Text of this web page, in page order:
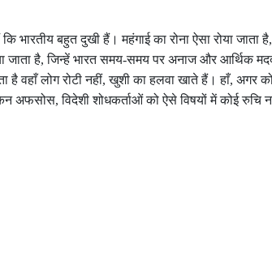
भारतीय बहुत दुखी हैं। महंगाई का रोना ऐसा रोया जाता
है, जिन्हें भारत समय-समय पर अनाज और आर्थिक
वहाँ लोग रोटी नहीं, खुशी का हलवा खाते हैं। हाँ, अगर
विदेशी शोधकर्ताओं को ऐसे विषयों में कोई रुचि